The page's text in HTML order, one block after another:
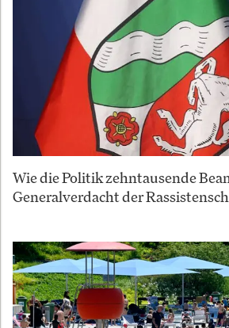
Wie die Politik zehntausende
Generalverdacht der